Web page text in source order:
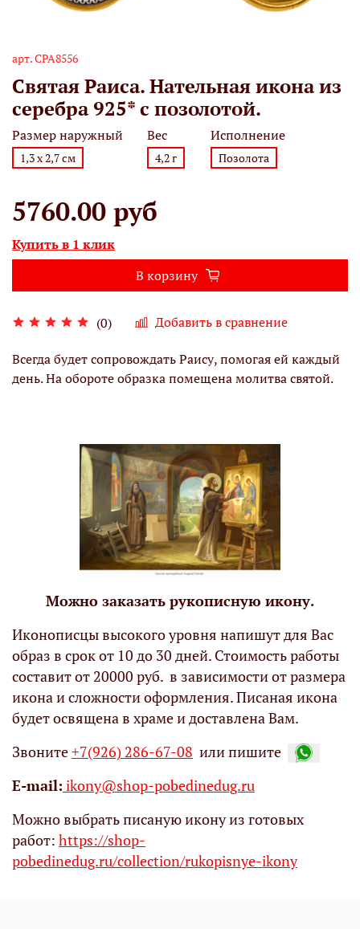
арт.СРА8556
Святая Раиса. Нательная икона из
серебра 925* с позолотой.
(0) Добавить в сравнение
Размер наружный
1,3 х 2,7 см
Вес
4,2 г
Исполнение
Позолота
5760.00 руб
Купить в 1 клик
В корзину
Всегда будет сопровождать Раису, помогая ей каждый
день. На обороте образка помещена молитва святой.
Можно заказать рукописную икону.
Иконописцы высокого уровня напишут для Вас
образ в срок от 10 до 30 дней. Стоимость работы
составит от 20000 руб. в зависимости от размера
икона и сложности оформления. Писаная икона
будет освящена в храме и доставлена Вам.
Звоните+7(926) 286-67-08 или пишите
Е-mail: ikony@shop-pobedinedug.ru
Можно выбрать писаную икону из готовых
работ: https://shop-
pobedinedug.ru/collection/rukopisnye-ikony